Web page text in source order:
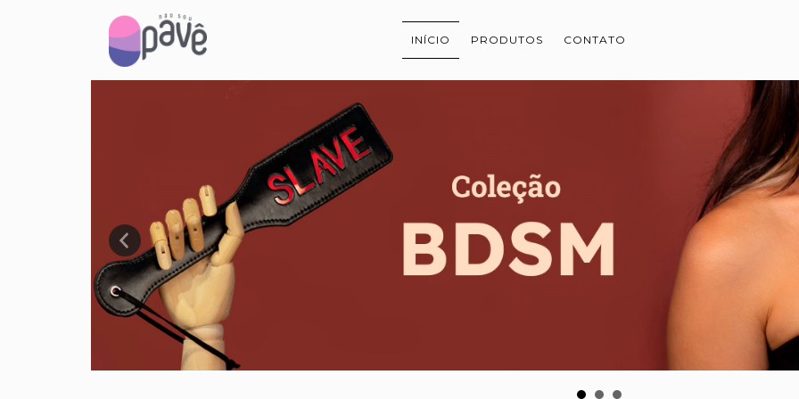
INÍCIO PRODUTOS CONTATO